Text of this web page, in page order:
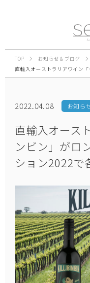
TOP
お知らせ＆ブログ
直輸入オーストラリアワイン
2022.04.08 お知ら
直輸入オース
ンビン」がロ
ション2022で